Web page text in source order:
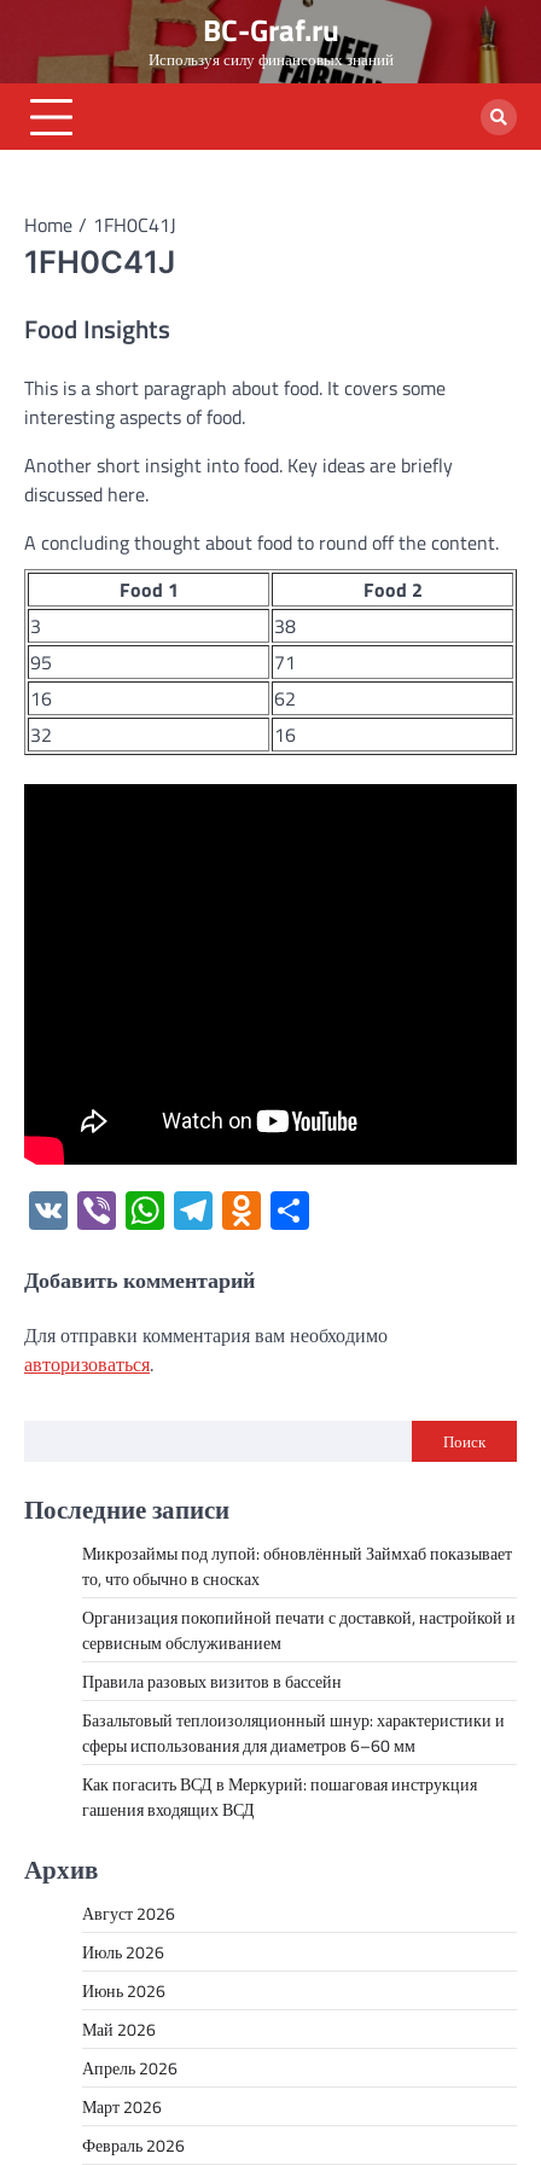
content
BC-Graf.ru
Используя силу финансовых знаний
Home 1FH0C41J
1FH0C41J
Food Insights
This is a short paragraph about food. It covers some
interesting aspects of food.
Another short insight into food. Key ideas are briefly
discussed here.
A concluding thought about food to round off the content.
Food 1
Food 2
3
38
95
71
16
62
32
16
VK ViberWhatsApp
Telegram
Odnoklassniki
Добавить комментарий
Для отправки комментария вам необходимо
авторизоваться.
Поиск
Последние записи
Микрозаймы под лупой: обновлённый Займхаб показывает
то, что обычно в сносках
Организация покопийной печати с доставкой, настройкой и
сервисным обслуживанием
Правила разовых визитов в бассейн
Базальтовый теплоизоляционный шнур: характеристики и
сферы использования для диаметров 6–60 мм
Как погасить ВСД в Меркурий: пошаговая инструкция
гашения входящих ВСД
Архив
Август 2026
Июль 2026
Июнь 2026
Май 2026
Апрель 2026
Март 2026
Февраль 2026